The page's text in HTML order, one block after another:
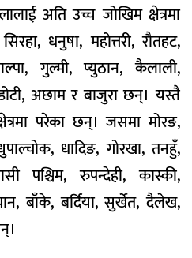
अति उच्च जोखिम क्षेत्रमा
धनुषा, महोत्तरी, रौतहट,
गुल्मी, प्युठान, कैलाली,
अछाम र बाजुरा छन्। यस्तै
परेका छन्। जसमा मोरङ,
धादिङ, गोरखा, तनहुँ,
पश्चिम, रुपन्देही, कास्की,
बाँके, बर्दिया, सुर्खेत, दैलेख,